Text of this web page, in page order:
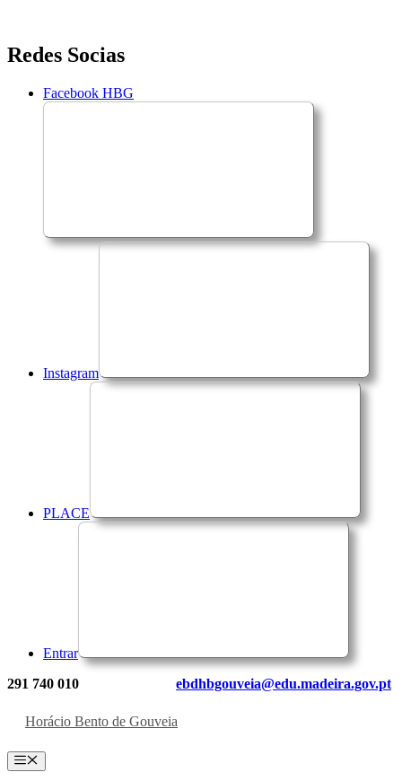
Saltar
para
conteúdo
Redes Socias
Facebook HBG
Instagram
PLACE
Entrar
291 740 010 ebdhbgouveia@edu.madeira.gov.pt
Horácio Bento de Gouveia
Menu